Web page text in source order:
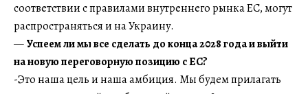
соответствии с правилами внутреннего рынка ЕС, могут
распространяться и на Украину.
—Успеем ли мы все сделать до конца 2028 года и выйти
на новую переговорную позицию с ЕС?
-Это наша цель и наша амбиция. Мы будем прилагать